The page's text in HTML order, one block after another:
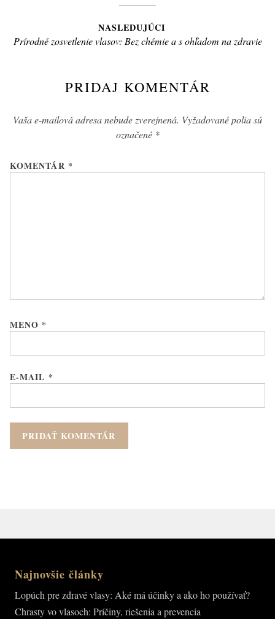
NASLEDUJÚCI
Next
Prírodné zosvetlenie vlasov: Bez chémie a s ohľadom na zdravie
PRIDAJ KOMENTÁR
Vaša e-mailová adresa nebude zverejnená. Vyžadované polia sú
označené *
KOMENTÁR *
MENO *
E-MAIL *
Najnovšie články
Lopúch pre zdravé vlasy: Aké má účinky a ako ho používať?
Chrasty vo vlasoch: Príčiny, riešenia a prevencia